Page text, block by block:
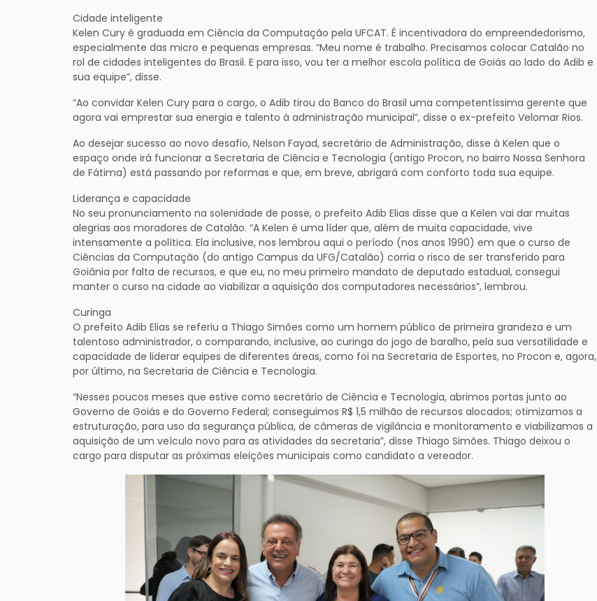
Cidade inteligente
Kelen Cury é graduada em Ciência da Computação pela UFCAT. É incentivadora do empreendedorismo,
especialmente das micro e pequenas empresas. “Meu nome é trabalho. Precisamos colocar Catalão no
rol de cidades inteligentes do Brasil. E para isso, vou ter a melhor escola política de Goiás ao lado do Adib e
sua equipe”, disse.
“Ao convidar Kelen Cury para o cargo, o Adib tirou do Banco do Brasil uma competentíssima gerente que
agora vai emprestar sua energia e talento à administração municipal”, disse o ex-prefeito Velomar Rios.
Ao desejar sucesso ao novo desafio, Nelson Fayad, secretário de Administração, disse à Kelen que o
espaço onde irá funcionar a Secretaria de Ciência e Tecnologia (antigo Procon, no bairro Nossa Senhora
de Fátima) está passando por reformas e que, em breve, abrigará com conforto toda sua equipe.
Liderança e capacidade
No seu pronunciamento na solenidade de posse, o prefeito Adib Elias disse que a Kelen vai dar muitas
alegrias aos moradores de Catalão. “A Kelen é uma líder que, além de muita capacidade, vive
intensamente a política. Ela inclusive, nos lembrou aqui o período (nos anos 1990) em que o curso de
Ciências da Computação (do antigo Campus da UFG/Catalão) corria o risco de ser transferido para
Goiânia por falta de recursos, e que eu, no meu primeiro mandato de deputado estadual, consegui
manter o curso na cidade ao viabilizar a aquisição dos computadores necessários”, lembrou.
Curinga
O prefeito Adib Elias se referiu a Thiago Simões como um homem público de primeira grandeza e um
talentoso administrador, o comparando, inclusive, ao curinga do jogo de baralho, pela sua versatilidade e
capacidade de liderar equipes de diferentes áreas, como foi na Secretaria de Esportes, no Procon e, agora,
por último, na Secretaria de Ciência e Tecnologia.
“Nesses poucos meses que estive como secretário de Ciência e Tecnologia, abrimos portas junto ao
Governo de Goiás e do Governo Federal; conseguimos R$ 1,5 milhão de recursos alocados; otimizamos a
estruturação, para uso da segurança pública, de câmeras de vigilância e monitoramento e viabilizamos a
aquisição de um veículo novo para as atividades da secretaria”, disse Thiago Simões. Thiago deixou o
cargo para disputar as próximas eleições municipais como candidato a vereador.